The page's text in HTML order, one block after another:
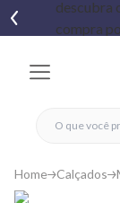
fechar menu
fechar menu
favoritos
Home Calçados